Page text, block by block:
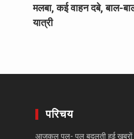
मलबा, कई वाहन दबे, बाल-
यात्री
परिचय
आजकल पल- पल बदलती हुई खबरों